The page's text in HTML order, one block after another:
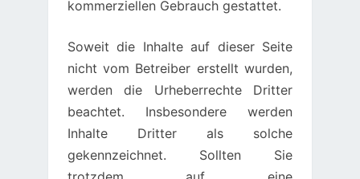
kommerziellen Gebrauch gestattet.
Soweit die Inhalte auf dieser Seite
nicht vom Betreiber erstellt wurden,
werden die Urheberrechte Dritter
beachtet. Insbesondere werden
Inhalte Dritter als solche
gekennzeichnet. Sollten Sie